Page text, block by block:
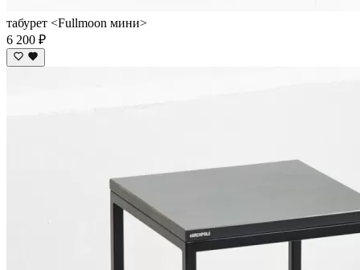
табурет <Fullmoon мини>
6 200 ₽